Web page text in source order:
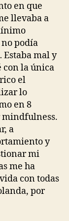
en que
llevaba a
podía
Estaba mal y
con la única
el
lo
en 8
mindfulness.
a
y
mi
me ha
con todas
por